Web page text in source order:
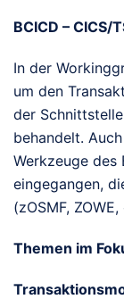
BCICD – CICS/
In der
um den
der
behandelt.
Werkzeuge des
eingegangen,
(zOSMF,
Themen im